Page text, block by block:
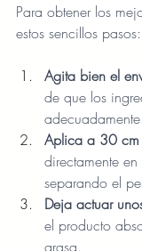
Para obtener los
estos sencillos pasos:
Agita bien el
de que los
adecuadamente.
Aplica a 30
directamente
separando el
Deja actuar
el producto
grasa.